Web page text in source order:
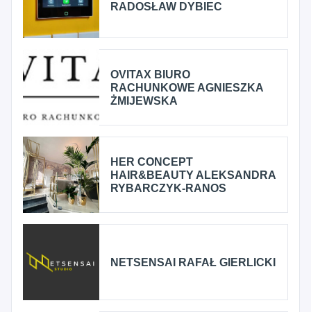
RADOSŁAW DYBIEC
OVITAX BIURO
RACHUNKOWE AGNIESZKA
ŻMIJEWSKA
HER CONCEPT
HAIR&BEAUTY ALEKSANDRA
RYBARCZYK-RANOS
NETSENSAI RAFAŁ GIERLICKI